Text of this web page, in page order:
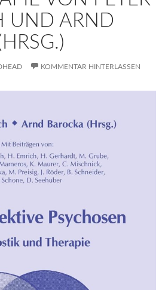
UND ARND
KOMMENTAR HINTERLASSEN